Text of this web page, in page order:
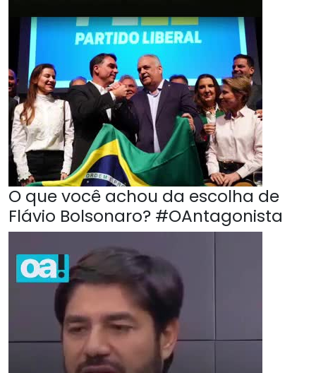
O que você achou da escolha de
Flávio Bolsonaro? #OAntagonista